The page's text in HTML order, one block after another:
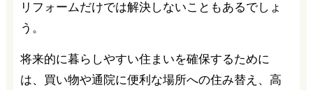
リフォームだけでは解決しないこともあるでしょ
う。
将来的に暮らしやすい住まいを確保するために
は、買い物や通院に便利な場所への住み替え、高